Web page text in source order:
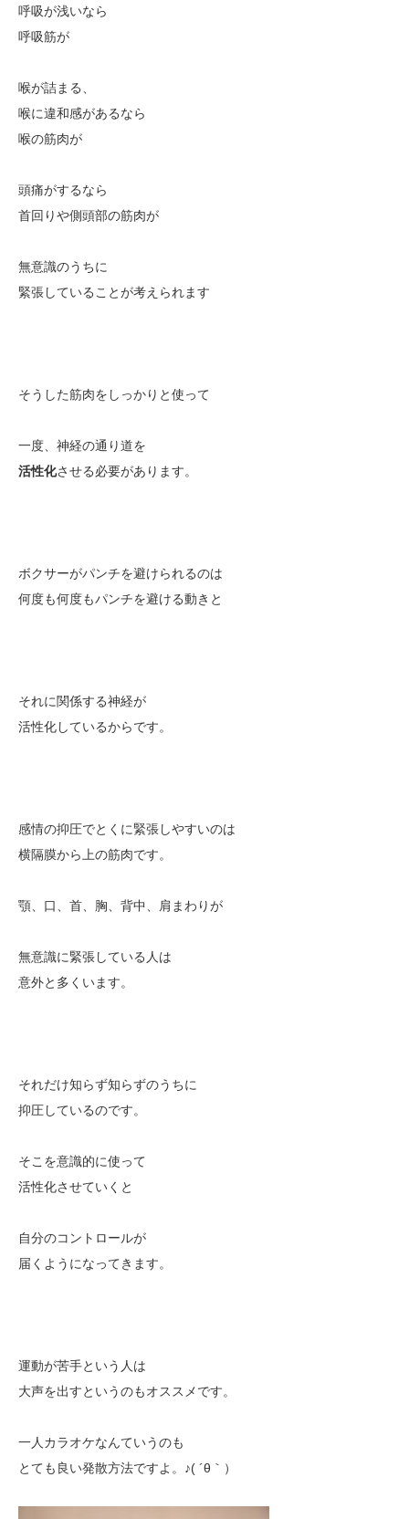
呼吸が浅いなら
呼吸筋が
喉が詰まる、
喉に違和感があるなら
喉の筋肉が
頭痛がするなら
首回りや側頭部の筋肉が
無意識のうちに
緊張していることが考えられます
そうした筋肉をしっかりと使って
一度、神経の通り道を
活性化させる必要があります。
ボクサーがパンチを避けられるのは
何度も何度もパンチを避ける動きと
それに関係する神経が
活性化しているからです。
感情の抑圧でとくに緊張しやすいのは
横隔膜から上の筋肉です。
顎、口、首、胸、背中、肩まわりが
無意識に緊張している人は
意外と多くいます。
それだけ知らず知らずのうちに
抑圧しているのです。
そこを意識的に使って
活性化させていくと
自分のコントロールが
届くようになってきます。
運動が苦手という人は
大声を出すというのもオススメです。
一人カラオケなんていうのも
とても良い発散方法ですよ。♪( ´θ｀）